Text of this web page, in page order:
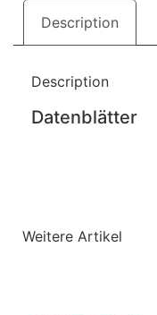
Description
Description
Datenblätter
Weitere Artikel